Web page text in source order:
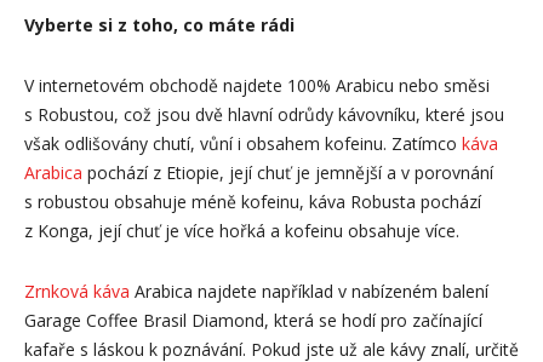
Vyberte si z toho, co máte rádi
V internetovém obchodě najdete 100% Arabicu nebo směsi
s Robustou, což jsou dvě hlavní odrůdy kávovníku, které jsou
však odlišovány chutí, vůní i obsahem kofeinu. Zatímco káva
Arabica pochází z Etiopie, její chuť je jemnější a v porovnání
s robustou obsahuje méně kofeinu, káva Robusta pochází
z Konga, její chuť je více hořká a kofeinu obsahuje více.
Zrnková káva Arabica najdete například v nabízeném balení
Garage Coffee Brasil Diamond, která se hodí pro začínající
kafaře s láskou k poznávání. Pokud jste už ale kávy znalí, určitě